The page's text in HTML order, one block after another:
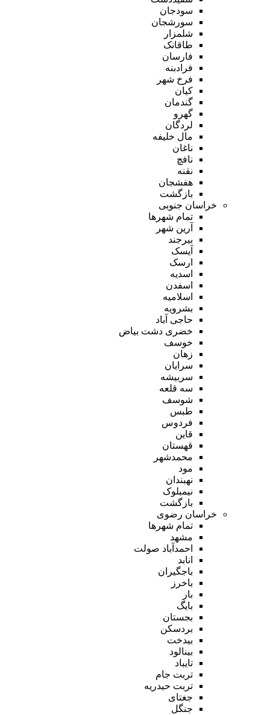
سودجان
سورشجان
شلمزار
طاقانک
فارسان
فرادبنه
فرخ شهر
کیان
گندمان
گهرو
لردگان
مال خلیفه
ناغان
نافچ
نقنه
هفشجان
بازگشت
خراسان جنوبی
تمام شهر‌ها
آرین شهر
بیرجند
آیسک
ارسک
اسدیه
اسفدن
اسلامیه
بشرویه
حاجی آباد
خضری دشت بیاض
خوسف
زهان
سرایان
سربیشه
سه قلعه
شوسف
طبس
فردوس
قاین
قهستان
محمدشهر
مود
نهبندان
نیمبلوک
بازگشت
خراسان رضوی
تمام شهر‌ها
مشهد
احمدآباد صولت
انابد
باجگیران
باخرز
بار
بایگ
بجستان
بردسکن
بیدخت
بینالود
تایباد
تربت جام
تربت حیدریه
جغتای
جنگل